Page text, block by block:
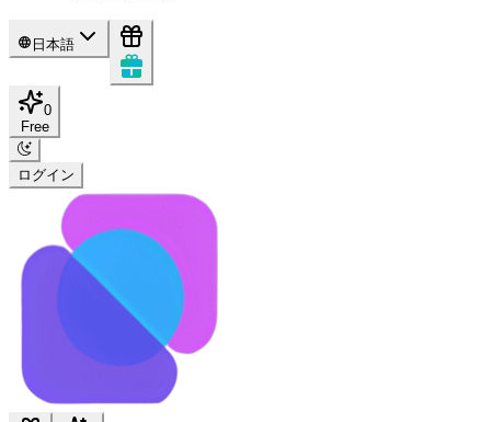
日本語
0
Free
ログイン